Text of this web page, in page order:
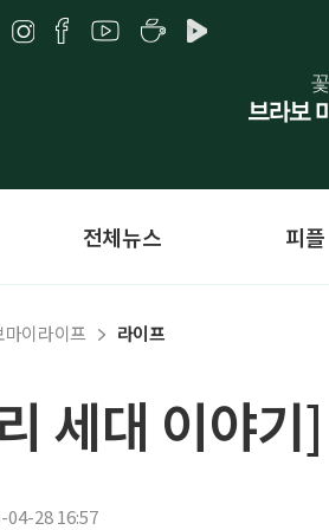
전체뉴스 피플
마이라이프 라이프
세대 이야
04-28 16:57